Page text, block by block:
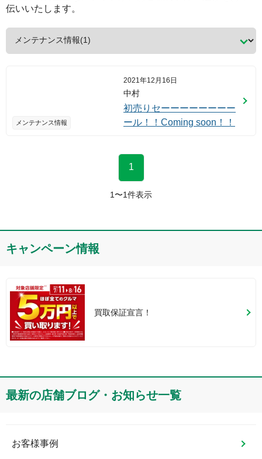
伝いいたします。
メンテナンス情報
2021年12月16日
中村
初売りセーーーーーーーー
ール！！Coming soon！！
1
1 〜1件表示
キャンペーン情報
買取保証宣言！
最新の店舗ブログ・お知らせ一覧
お客様事例